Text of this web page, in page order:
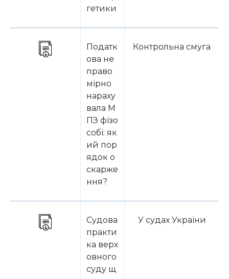
гетики
Податк
ова не
право
мірно
нараху
вала М
ПЗ фізо
собі: як
ий пор
ядок о
скарже
ння?
Контрольна смуга
Судова
практи
ка верх
овного
суду щ
У судах України